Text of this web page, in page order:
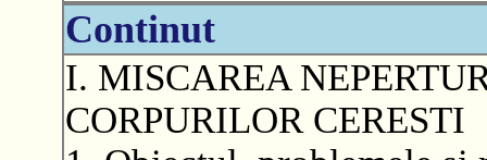
Continut
I. MISCAREA
CORPURILOR CERESTI